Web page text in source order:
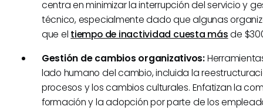
centra en minimizar la interrupción del servicio y
técnico, especialmente dado que algunas
que el tiempo de inactividad cuesta másde
Gestión de cambios organizativos:
lado humano del cambio, incluida la
procesos y los cambios culturales. Enfatizan la
formación y la adopción por parte de los